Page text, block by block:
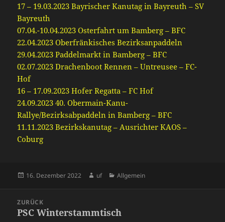
17 – 19.03.2023 Bayrischer Kanutag in Bayreuth – SV
Bayreuth
07.04.-10.04.2023 Osterfahrt um Bamberg – BFC
22.04.2023 Oberfränkisches Bezirksanpaddeln
29.04.2023 Paddelmarkt in Bamberg – BFC
02.07.2023 Drachenboot Rennen – Untreusee – FC-
Hof
16 – 17.09.2023 Hofer Regatta – FC Hof
24.09.2023 40. Obermain-Kanu-
Rallye/Bezirksabpaddeln in Bamberg – BFC
11.11.2023 Bezirkskanutag – Ausrichter KAOS –
Coburg
Veröffentlicht
16. Dezember 2022 Autor
uf Kategorien
Allgemein
ZURÜCK
Vorheriger
PSC Winterstammtisch